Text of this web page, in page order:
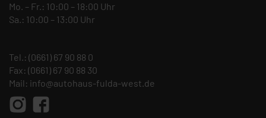
Mo. – Fr.: 10:00 – 18:00 Uhr
Sa.: 10:00 – 13:00 Uhr
Tel.: (0661) 67 90 88 0
Fax: (0661) 67 90 88 30
Mail: info@autohaus-fulda-west.de